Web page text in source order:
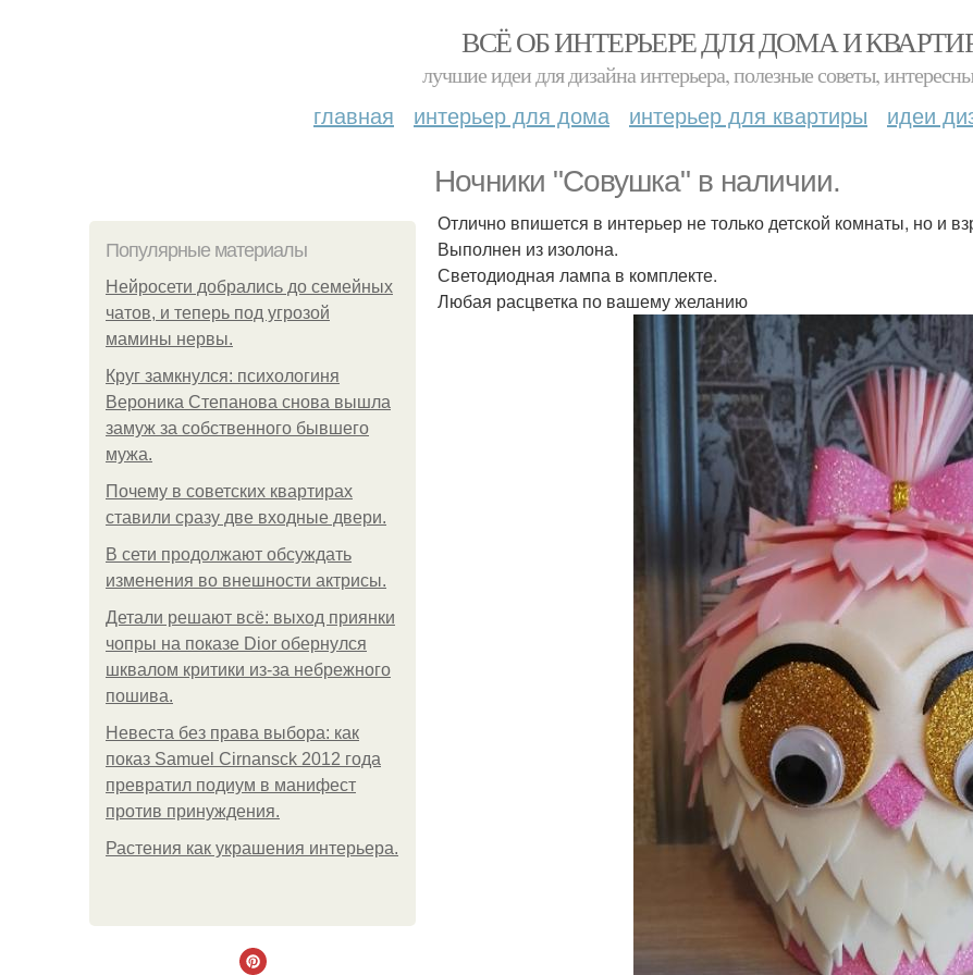
ВСЁ ОБ ИНТЕРЬЕРЕ ДЛЯ ДОМА И
лучшие идеи для дизайна интерьера, полезные советы,
главная интерьер для дома интерьер для квартиры идеи
Ночники "Совушка" в наличии.
Популярные материалы
Нейросети добрались до семейных
чатов, и теперь под угрозой
мамины нервы.
Круг замкнулся: психологиня
Вероника Степанова снова вышла
замуж за собственного бывшего
мужа.
Почему в советских квартирах
ставили сразу две входные двери.
В сети продолжают обсуждать
изменения во внешности актрисы.
Детали решают всё: выход приянки
чопры на показе Dior обернулся
шквалом критики из-за небрежного
пошива.
Невеста без права выбора: как
показ Samuel Cirnansck 2012 года
превратил подиум в манифест
против принуждения.
Растения как украшения интерьера.
Отлично впишется в интерьер не только детской комнаты, но и
Выполнен из изолона.
Светодиодная лампа в комплекте.
Любая расцветка по вашему желанию